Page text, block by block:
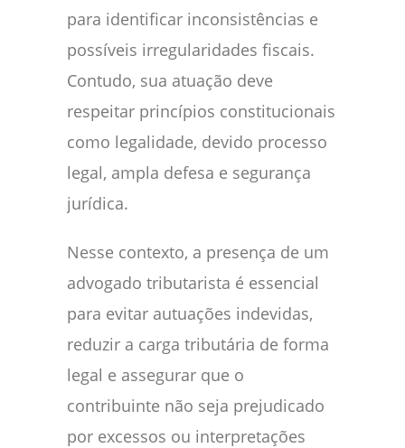
para identificar inconsistências e
possíveis irregularidades fiscais.
Contudo, sua atuação deve
respeitar princípios constitucionais
como legalidade, devido processo
legal, ampla defesa e segurança
jurídica.
Nesse contexto, a presença de um
advogado tributarista é essencial
para evitar autuações indevidas,
reduzir a carga tributária de forma
legal e assegurar que o
contribuinte não seja prejudicado
por excessos ou interpretações